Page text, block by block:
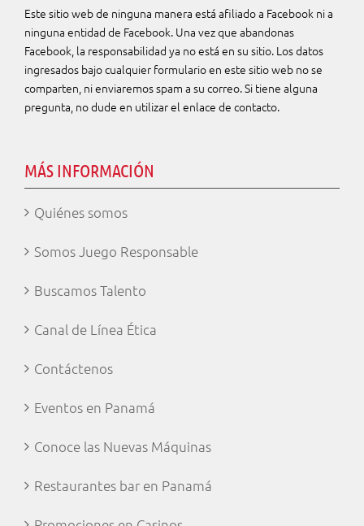
Este sitio web de ninguna manera está afiliado a Facebook ni a
ninguna entidad de Facebook. Una vez que abandonas
Facebook, la responsabilidad ya no está en su sitio. Los datos
ingresados bajo cualquier formulario en este sitio web no se
comparten, nienviaremos spam a su correo.Si tiene alguna
pregunta, no dude en utilizar el enlace de contacto.
MÁS INFORMACIÓN
Quiénes somos
Somos Juego Responsable
Buscamos Talento
Canal de Línea Ética
Contáctenos
Eventos en Panamá
Conoce las Nuevas Máquinas
Restaurantes bar en Panamá